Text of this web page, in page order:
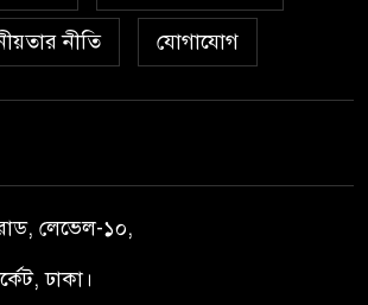
নীতি যোগাযোগ
লেভেল-১০,
ঢাকা।